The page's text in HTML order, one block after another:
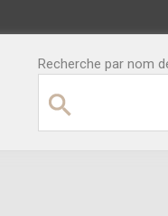
Recherche par nom